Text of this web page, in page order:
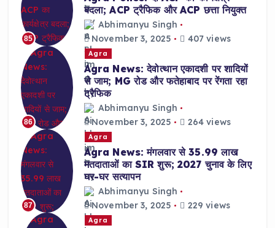
85
बदला; ACP ट्रैफिक और ACP छत्ता नियुक्त
Abhimanyu Singh
November 3, 2025
407 views
86
Agra
Agra News: देवोत्थान एकादशी पर शादियों
से जाम; MG रोड और फतेहाबाद पर रेंगता रहा
ट्रैफिक
Abhimanyu Singh
November 3, 2025
264 views
87
Agra
Agra News: मंगलवार से 35.99 लाख
मतदाताओं का SIR शुरू; 2027 चुनाव के लिए
घर-घर सत्यापन
Abhimanyu Singh
November 3, 2025
229 views
Agra